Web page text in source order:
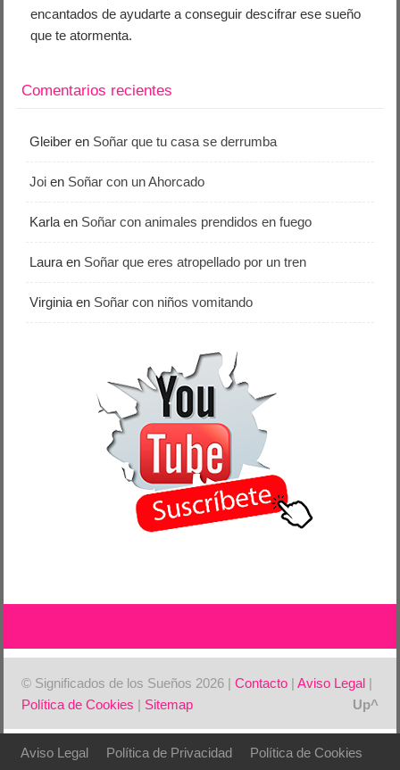
encantados de ayudarte a conseguir descifrar ese sueño
que te atormenta.
Comentarios recientes
Gleiber en Soñar que tu casa se derrumba
Joi en Soñar con un Ahorcado
Karla en Soñar con animales prendidos en fuego
Laura en Soñar que eres atropellado por un tren
Virginia en Soñar con niños vomitando
© Significados de los Sueños 2026 |Contacto |Aviso Legal |
Política de Cookies | Sitemap
Aviso Legal Política de Privacidad Política de Cookies